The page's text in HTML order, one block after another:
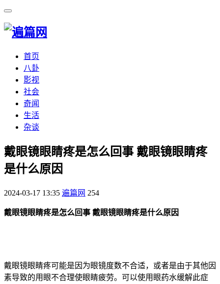
首页
八卦
影视
社会
奇闻
生活
杂谈
​戴眼镜眼睛疼是怎么回事 戴眼镜眼睛疼
是什么原因
2024-03-17 13:35 遍篇网 254
戴眼镜眼睛疼是怎么回事 戴眼镜眼睛疼是什么原因
戴眼镜眼睛疼可能是因为眼镜度数不合适，或者是由于其他因
素导致的用眼不合理使眼睛疲劳。可以使用眼药水缓解此症